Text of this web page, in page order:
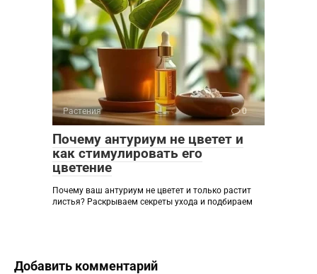
Растения 0
Почему антуриум не цветет и
как стимулировать его
цветение
Почему ваш антуриум не цветет и только растит
листья? Раскрываем секреты ухода и подбираем
Добавить комментарий